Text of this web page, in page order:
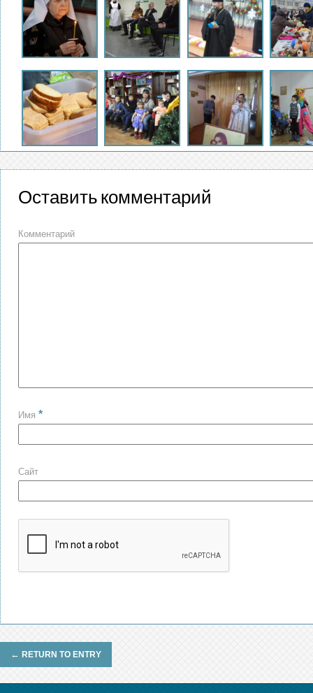
Оставить комментарий
Комментарий
Имя *
Сайт
← RETURN TO ENTRY